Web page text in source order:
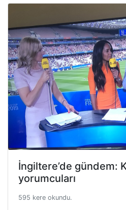
İngiltere’de gündem:
yorumcuları
595 kere okundu.